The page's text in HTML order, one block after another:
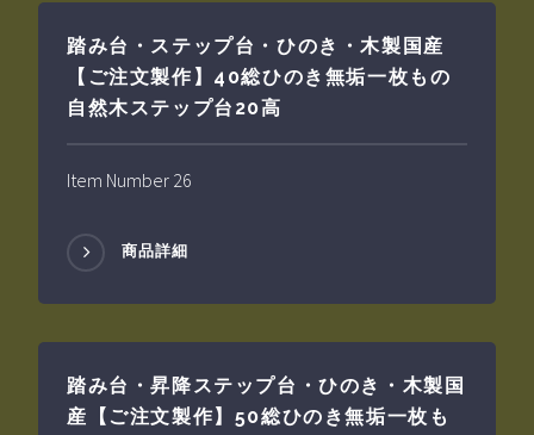
踏み台・ステップ台・ひのき・木製国産
【ご注文製作】40総ひのき無垢一枚もの
自然木ステップ台20高
Item Number 26
商品詳細
踏み台・昇降ステップ台・ひのき・木製国
産【ご注文製作】50総ひのき無垢一枚も